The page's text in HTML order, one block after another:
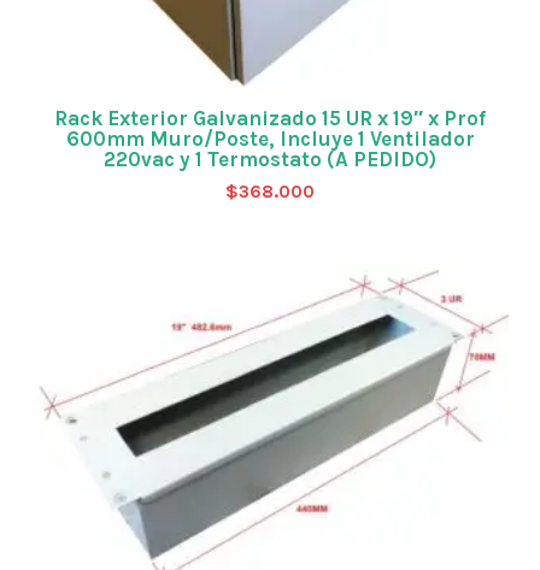
Rack Exterior Galvanizado 15 UR x 19″ x Prof
600mm Muro/Poste, Incluye 1 Ventilador
220vac y 1 Termostato (A PEDIDO)
$368.000